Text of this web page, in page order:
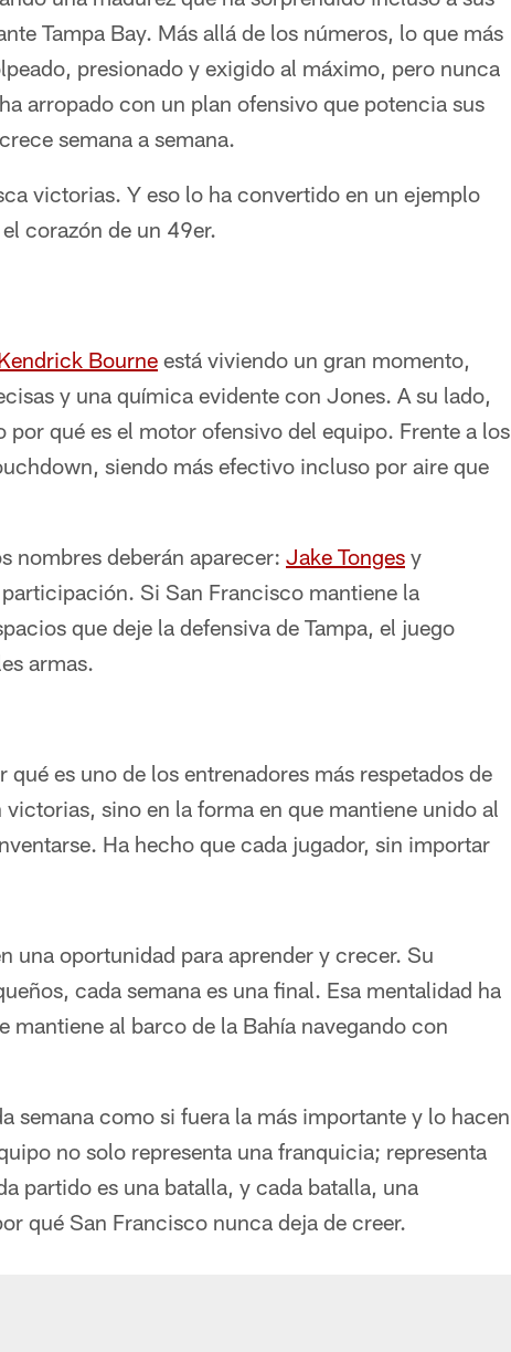
Tampa Bay. Más allá de los números, lo que más
presionado y exigido al máximo, pero nunca
arropado con un plan ofensivo que potencia sus
semana a semana.
victorias. Y eso lo ha convertido en un ejemplo
corazón de un 49er.
Bourne está viviendo un gran momento,
y una química evidente con Jones. A su lado,
qué es el motor ofensivo del equipo. Frente a los
siendo más efectivo incluso por aire que
nombres deberán aparecer: Jake Tonges y
Si San Francisco mantiene la
que deje la defensiva de Tampa, el juego
armas.
es uno de los entrenadores más respetados de
sino en la forma en que mantiene unido al
Ha hecho que cada jugador, sin importar
una oportunidad para aprender y crecer. Su
cada semana es una final. Esa mentalidad ha
mantiene al barco de la Bahía navegando con
semana como si fuera la más importante y lo hacen
no solo representa una franquicia; representa
partido es una batalla, y cada batalla, una
qué San Francisco nunca deja de creer.